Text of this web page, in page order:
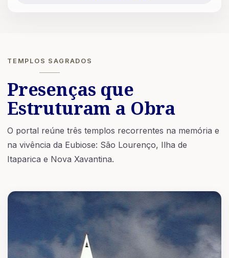
TEMPLOS SAGRADOS
Presenças que
Estruturam a Obra
O portal reúne três templos recorrentes na memória e
na vivência da Eubiose: São Lourenço, Ilha de
Itaparica e Nova Xavantina.